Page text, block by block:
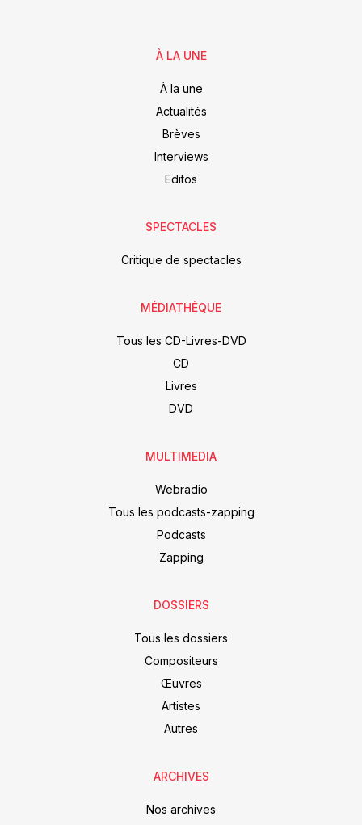
À LA UNE
À la une
Actualités
Brèves
Interviews
Editos
SPECTACLES
Critique de spectacles
MÉDIATHÈQUE
Tous les CD-Livres-DVD
CD
Livres
DVD
MULTIMEDIA
Webradio
Tous les podcasts-zapping
Podcasts
Zapping
DOSSIERS
Tous les dossiers
Compositeurs
Œuvres
Artistes
Autres
ARCHIVES
Nos archives